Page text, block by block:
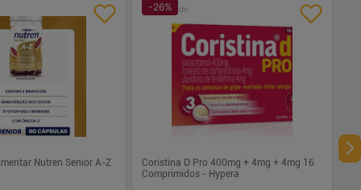
Nutren Senior A-Z
Patrocinado
-26%
Coristina D Pro 400mg + 4mg + 4mg 16
Comprimidos - Hypera